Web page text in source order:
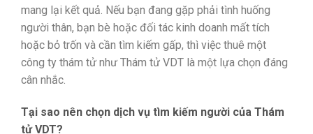
mang lại kết quả. Nếu bạn đang gặp phải tình huống
người thân, bạn bè hoặc đối tác kinh doanh mất tích
hoặc bỏ trốn và cần tìm kiếm gấp, thì việc thuê một
công ty thám tử như Thám tử VDT là một lựa chọn đáng
cân nhắc.
Tại sao nên chọn dịch vụ tìm kiếm người của Thám
tử VDT?